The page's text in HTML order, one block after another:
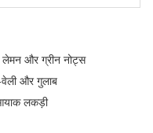
लेमन और ग्रीन नोट्स
और गुलाब
लकड़ी